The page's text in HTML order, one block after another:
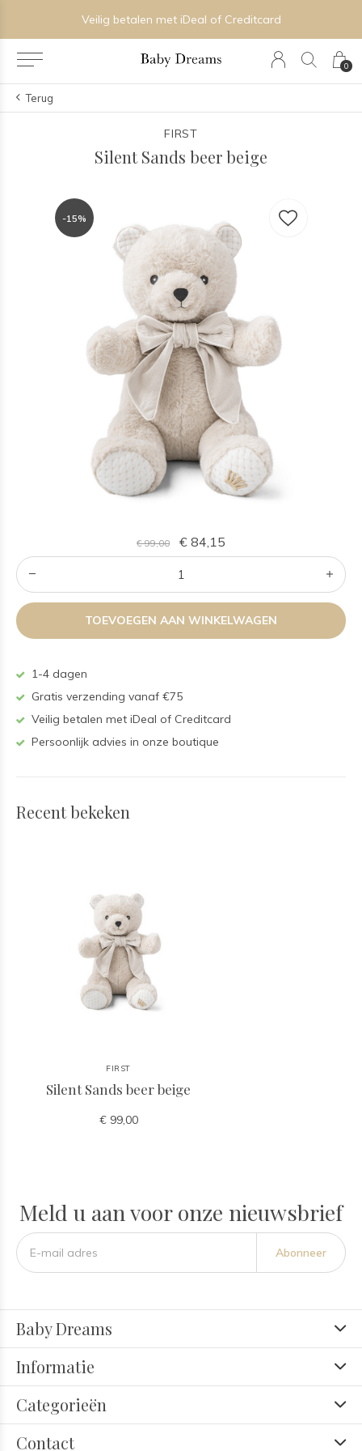
0
Veilig betalen met iDeal of Creditcard
Terug
FIRST
Silent Sands beer beige
-15%
€ 99,00 € 84,15
TOEVOEGEN AAN WINKELWAGEN
1-4 dagen
Gratis verzending vanaf €75
Veilig betalen met iDeal of Creditcard
Persoonlijk advies in onze boutique
Recent bekeken
FIRST
Silent Sands beer beige
€ 99,00
Meld u aan voor onze nieuwsbrief
Abonneer
Baby Dreams
Informatie
Categorieën
Contact